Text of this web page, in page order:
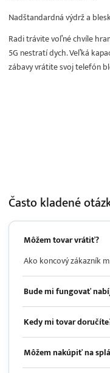
Nadštandardná výdrž a
Radi trávite voľné chvíle
5G nestratí dych. Veľká
zábavy vrátite svoj telefón
Často kladené
Môžem tovar vrátiť?
Ako koncový zákazník
Bude mi fungovať
Kedy mi tovar
Môžem nakúpiť na